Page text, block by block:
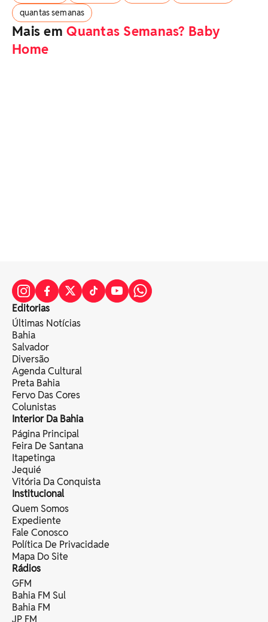
quantas semanas
Mais emQuantas Semanas? Baby
Home
Editorias
Últimas Notícias
Bahia
Salvador
Diversão
Agenda Cultural
Preta Bahia
Fervo Das Cores
Colunistas
Interior Da Bahia
Página Principal
Feira De Santana
Itapetinga
Jequié
Vitória Da Conquista
Institucional
Quem Somos
Expediente
Fale Conosco
Política De Privacidade
Mapa Do Site
Rádios
GFM
Bahia FM Sul
Bahia FM
JP FM